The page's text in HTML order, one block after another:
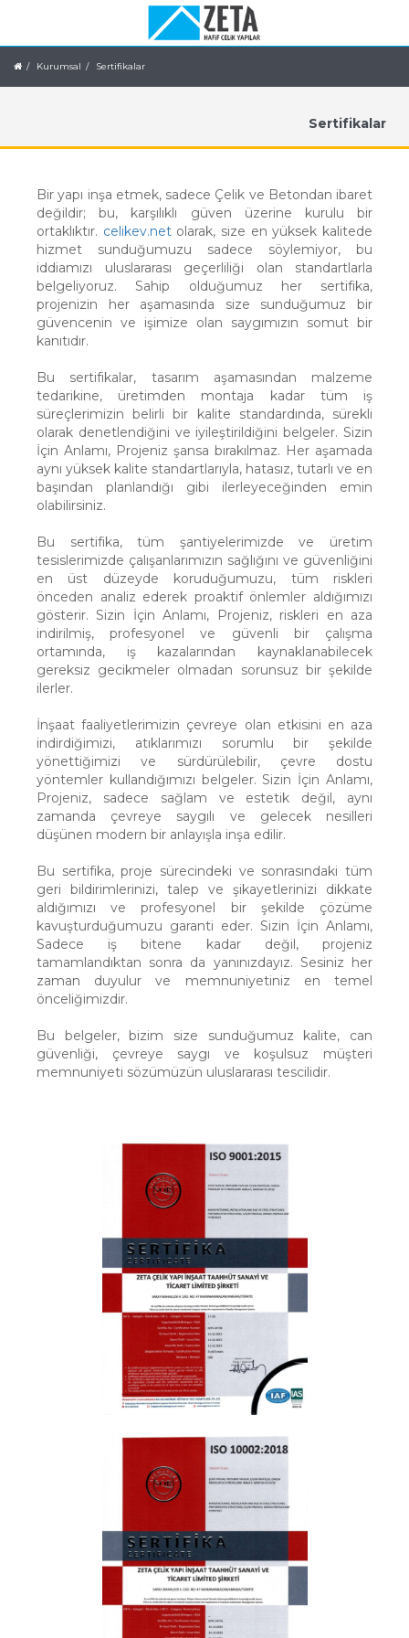
Kurumsal Sertifikalar
Sertifikalar
Bir yapı inşa etmek, sadece Çelik ve Betondan ibaret
değildir; bu, karşılıklı güven üzerine kurulu bir
ortaklıktır. celikev.netolarak, size en yüksek kalitede
hizmet sunduğumuzu sadece söylemiyor, bu
iddiamızı uluslararası geçerliliği olan standartlarla
belgeliyoruz. Sahip olduğumuz her sertifika,
projenizin her aşamasında size sunduğumuz bir
güvencenin ve işimize olan saygımızın somut bir
kanıtıdır.
Bu sertifikalar, tasarım aşamasından malzeme
tedarikine, üretimden montaja kadar tüm iş
süreçlerimizin belirli bir kalite standardında, sürekli
olarak denetlendiğini ve iyileştirildiğini belgeler. Sizin
İçin Anlamı, Projeniz şansa bırakılmaz. Her aşamada
aynı yüksek kalite standartlarıyla, hatasız, tutarlı ve en
başından planlandığı gibi ilerleyeceğinden emin
olabilirsiniz.
Bu sertifika, tüm şantiyelerimizde ve üretim
tesislerimizde çalışanlarımızın sağlığını ve güvenliğini
en üst düzeyde koruduğumuzu, tüm riskleri
önceden analiz ederek proaktif önlemler aldığımızı
gösterir. Sizin İçin Anlamı, Projeniz, riskleri en aza
indirilmiş, profesyonel ve güvenli bir çalışma
ortamında, iş kazalarından kaynaklanabilecek
gereksiz gecikmeler olmadan sorunsuz bir şekilde
ilerler.
İnşaat faaliyetlerimizin çevreye olan etkisini en aza
indirdiğimizi, atıklarımızı sorumlu bir şekilde
yönettiğimizi ve sürdürülebilir, çevre dostu
yöntemler kullandığımızı belgeler. Sizin İçin Anlamı,
Projeniz, sadece sağlam ve estetik değil, aynı
zamanda çevreye saygılı ve gelecek nesilleri
düşünen modern bir anlayışla inşa edilir.
Bu sertifika, proje sürecindeki ve sonrasındaki tüm
geri bildirimlerinizi, talep ve şikayetlerinizi dikkate
aldığımızı ve profesyonel bir şekilde çözüme
kavuşturduğumuzu garanti eder. Sizin İçin Anlamı,
Sadece iş bitene kadar değil, projeniz
tamamlandıktan sonra da yanınızdayız. Sesiniz her
zaman duyulur ve memnuniyetiniz en temel
önceliğimizdir.
Bu belgeler, bizim size sunduğumuz kalite, can
güvenliği, çevreye saygı ve koşulsuz müşteri
memnuniyeti sözümüzün uluslararası tescilidir.